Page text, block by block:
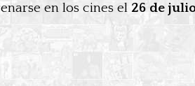
en los cines el 26 de